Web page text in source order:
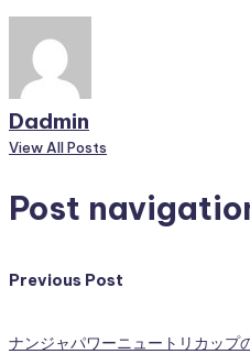
Dadmin
View All Posts
Post
Previous Post
ナンジャパワーニュートリカップ